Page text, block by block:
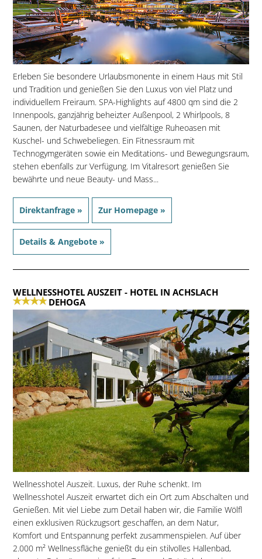
Erleben Sie besondere Urlaubsmonente in einem Haus mit Stil
und Tradition und genießen Sie den Luxus von viel Platz und
individuellem Freiraum. SPA-Highlights auf 4800 qm sind die 2
Innenpools, ganzjährig beheizter Außenpool, 2 Whirlpools, 8
Saunen, der Naturbadesee und vielfältige Ruheoasen mit
Kuschel- und Schwebeliegen. Ein Fitnessraum mit
Technogymgeräten sowie ein Meditations- und Bewegungsraum,
stehen ebenfalls zur Verfügung. Im Vitalresort genießen Sie
bewährte und neue Beauty- und Mass...
Direktanfrage » Zur Homepage »
Details & Angebote »
WELLNESSHOTEL AUSZEIT- HOTEL IN ACHSLACH
DEHOGA
Wellnesshotel Auszeit. Luxus, der Ruhe schenkt. Im
Wellnesshotel Auszeit erwartet dich ein Ort zum Abschalten und
Genießen. Mit viel Liebe zum Detail haben wir, die Familie Wölfl
einen exklusiven Rückzugsort geschaffen, an dem Natur,
Komfort und Entspannung perfekt zusammenspielen. Auf über
2.000 m² Wellnessfläche genießt du ein stilvolles Hallenbad,